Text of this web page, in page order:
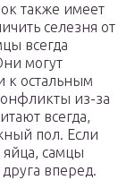
также имеет
селезня от
всегда
могут
к остальным
из-за
всегда,
пол. Если
самцы
вперед.